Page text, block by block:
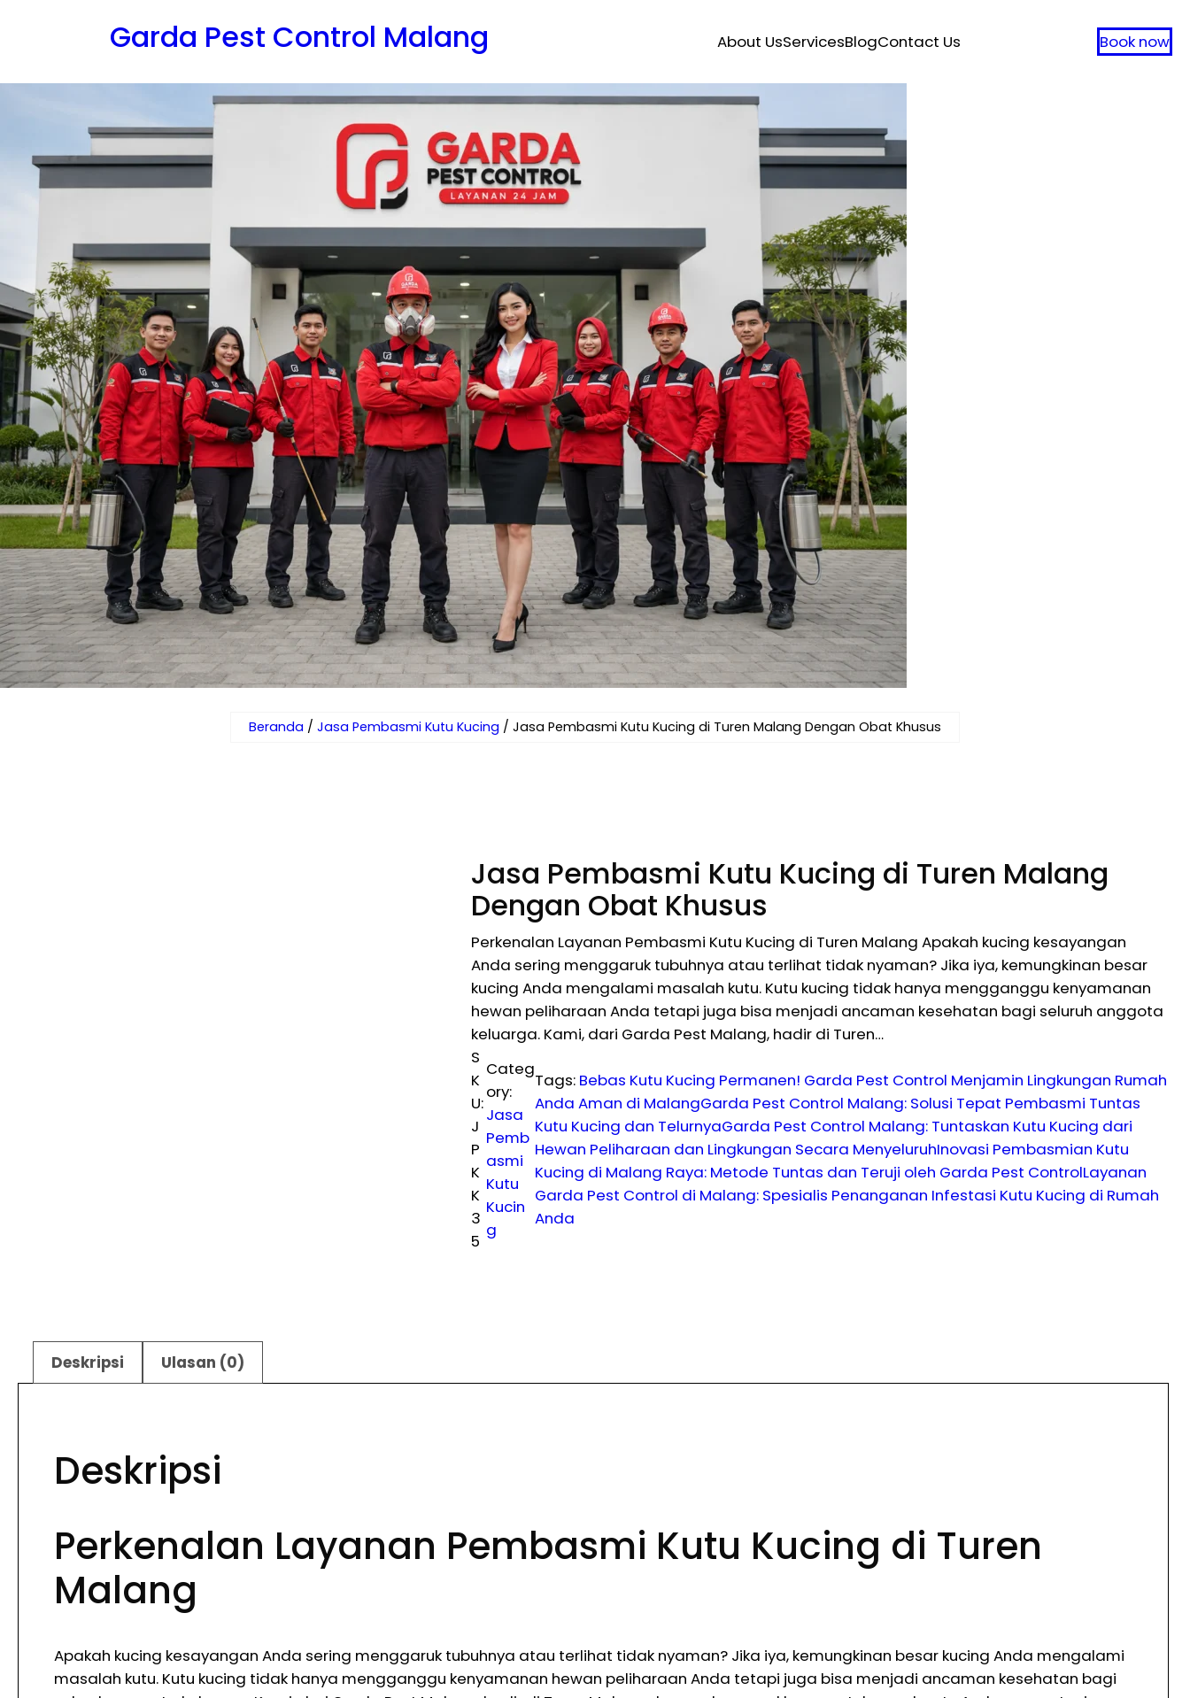
Garda Pest Control Malang About UsServicesBlogContact Us Book now
Beranda / Jasa Pembasmi Kutu Kucing / Jasa Pembasmi Kutu Kucing di Turen Malang Dengan Obat Khusus
Jasa Pembasmi Kutu Kucing di Turen Malang
Dengan Obat Khusus
Perkenalan Layanan Pembasmi Kutu Kucing di Turen Malang Apakah kucing kesayangan
Anda sering menggaruk tubuhnya atau terlihat tidak nyaman? Jika iya, kemungkinan besar
kucing Anda mengalami masalah kutu. Kutu kucing tidak hanya mengganggu kenyamanan
hewan peliharaan Anda tetapi juga bisa menjadi ancaman kesehatan bagi seluruh anggota
keluarga. Kami, dari Garda Pest Malang, hadir di Turen…
S
K
U:
J
P
K
K
3
5
Categ
ory:
Jasa
Pemb
asmi
Kutu
Kucin
g
Tags: Bebas Kutu Kucing Permanen! Garda Pest Control Menjamin Lingkungan Rumah
Anda Aman di MalangGarda Pest Control Malang: Solusi Tepat Pembasmi Tuntas
Kutu Kucing dan TelurnyaGarda Pest Control Malang: Tuntaskan Kutu Kucing dari
Hewan Peliharaan dan Lingkungan Secara MenyeluruhInovasi Pembasmian Kutu
Kucing di Malang Raya: Metode Tuntas dan Teruji oleh Garda Pest ControlLayanan
Garda Pest Control di Malang: Spesialis Penanganan Infestasi Kutu Kucing di Rumah
Anda
Deskripsi Ulasan (0)
Deskripsi
Perkenalan Layanan Pembasmi Kutu Kucing di Turen
Malang
Apakah kucing kesayangan Anda sering menggaruk tubuhnya atau terlihat tidak nyaman? Jika iya, kemungkinan besar kucing Anda mengalami
masalah kutu. Kutu kucing tidak hanya mengganggu kenyamanan hewan peliharaan Anda tetapi juga bisa menjadi ancaman kesehatan bagi